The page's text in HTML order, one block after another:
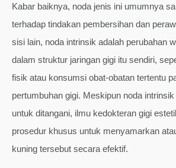
Kabar baiknya, noda jenis ini umumnya
terhadap tindakan pembersihan dan
sisi lain, noda intrinsik adalah perubahan
dalam struktur jaringan gigi itu sendiri,
fisik atau konsumsi obat-obatan tertentu
pertumbuhan gigi. Meskipun noda
untuk ditangani, ilmu kedokteran gigi
prosedur khusus untuk menyamarkan
kuning tersebut secara efektif.